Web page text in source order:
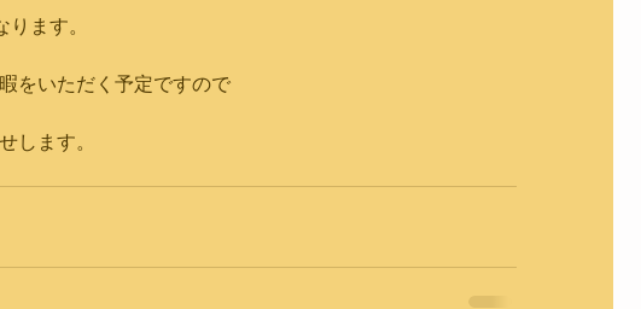
ます。
をいただく予定ですので
します。